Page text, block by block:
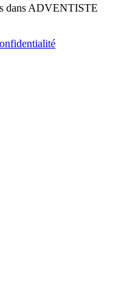
dans ADVENTISTE